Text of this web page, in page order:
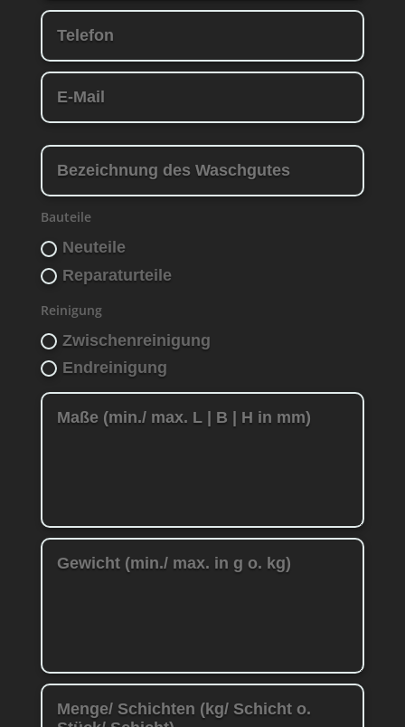
Bauteile
Neuteile
Reparaturteile
Reinigung
Zwischenreinigung
Endreinigung